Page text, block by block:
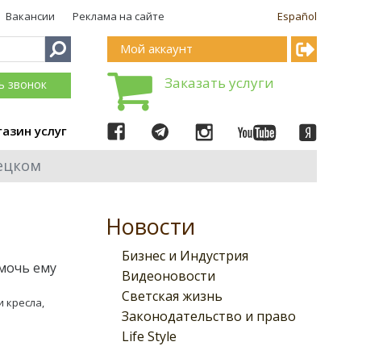
Español
Вакансии Реклама на сайте
звонок
услуг
Мой аккаунт
Заказать услуги
Новости
Бизнес и Индустрия
Видеоновости
Светская жизнь
Законодательство и право
Life Style
ему
кресла,